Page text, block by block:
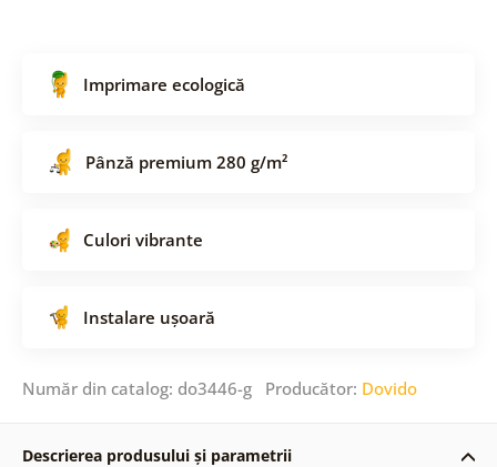
Imprimare ecologică
Pânză premium 280 g/m²
Culori vibrante
Instalare ușoară
Număr din catalog: do3446-g Producător: Dovido
Descrierea produsului și parametrii